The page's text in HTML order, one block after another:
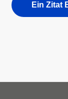
Ein Zitat